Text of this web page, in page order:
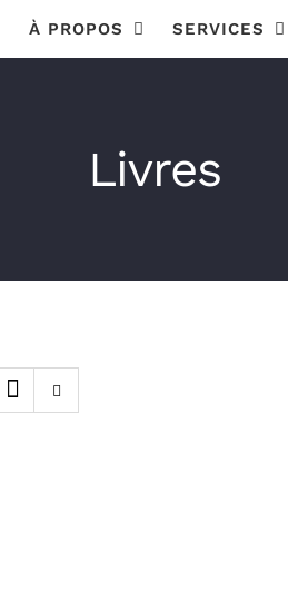
À PROPOS SERVICES
Livres